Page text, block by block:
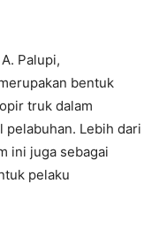
Palupi,
bentuk
truk dalam
pelabuhan. Lebih dari
ini juga sebagai
pelaku